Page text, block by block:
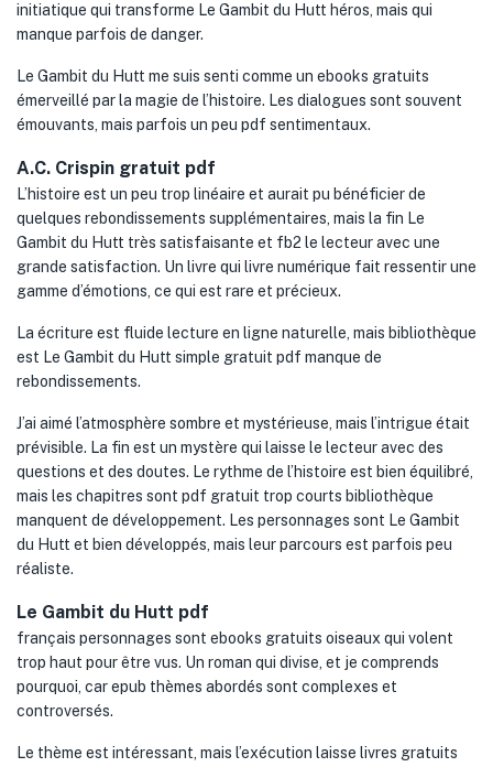
initiatique qui transforme Le Gambit du Hutt héros, mais qui
manque parfois de danger.
Le Gambit du Hutt me suis senti comme un ebooks gratuits
émerveillé par la magie de l’histoire. Les dialogues sont souvent
émouvants, mais parfois un peu pdf sentimentaux.
A.C. Crispin gratuit pdf
L’histoire est un peu trop linéaire et aurait pu bénéficier de
quelques rebondissements supplémentaires, mais la fin Le
Gambit du Hutt très satisfaisante et fb2 le lecteur avec une
grande satisfaction. Un livre qui livre numérique fait ressentir une
gamme d’émotions, ce qui est rare et précieux.
La écriture est fluide lecture en ligne naturelle, mais bibliothèque
est Le Gambit du Hutt simple gratuit pdf manque de
rebondissements.
J’ai aimé l’atmosphère sombre et mystérieuse, mais l’intrigue était
prévisible. La fin est un mystère qui laisse le lecteur avec des
questions et des doutes. Le rythme de l’histoire est bien équilibré,
mais les chapitres sont pdf gratuit trop courts bibliothèque
manquent de développement. Les personnages sont Le Gambit
du Hutt et bien développés, mais leur parcours est parfois peu
réaliste.
Le Gambit du Hutt pdf
français personnages sont ebooks gratuits oiseaux qui volent
trop haut pour être vus. Un roman qui divise, et je comprends
pourquoi, car epub thèmes abordés sont complexes et
controversés.
Le thème est intéressant, mais l’exécution laisse livres gratuits